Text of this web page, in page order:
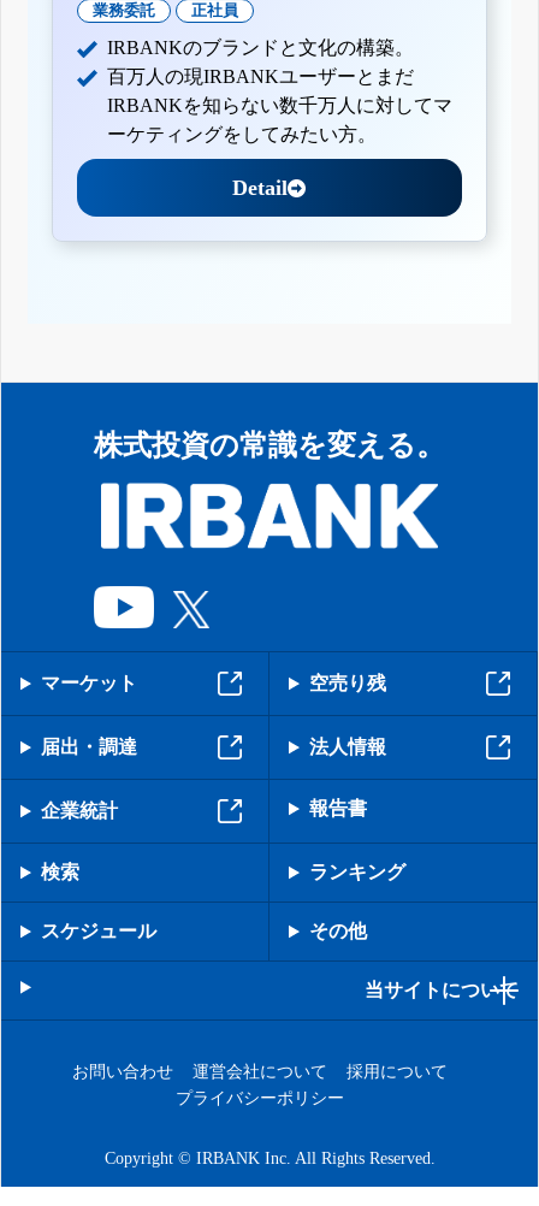
業務委託 正社員
IRBANKのブランドと文化の構築。
百万人の現IRBANKユーザーとまだ
IRBANKを知らない数千万人に対してマ
ーケティングをしてみたい方。
Detail
株式投資の常識を変える。
マーケット 空売り残
届出・調達 法人情報
企業統計 報告書
検索 ランキング
スケジュール その他
当サイトについて
お問い合わせ 運営会社について
採用について
プライバシーポリシー
Copyright © IRBANK Inc. All Rights Reserved.